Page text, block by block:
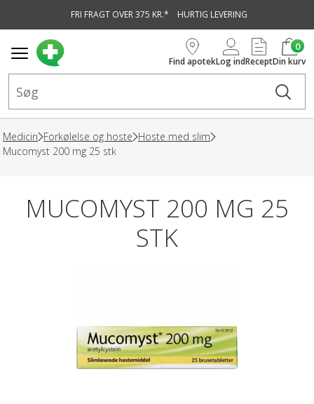
FRI FRAGT OVER 375 KR.* HURTIG LEVERING
Find apotekLog indRecept
0
Din kurv
Medicin Forkølelse og hoste Hoste med slim
Mucomyst 200 mg 25 stk
MUCOMYST 200 MG 25
STK